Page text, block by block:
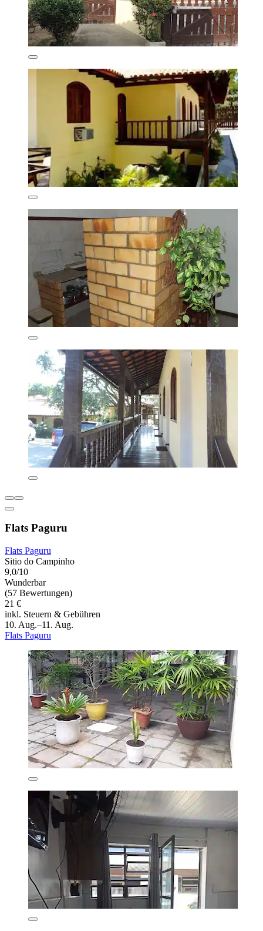
Flats Paguru
Flats Paguru
Sitio do Campinho
9,0/10
Wunderbar
(57 Bewertungen)
21 €
inkl. Steuern & Gebühren
10. Aug.–11. Aug.
Flats Paguru